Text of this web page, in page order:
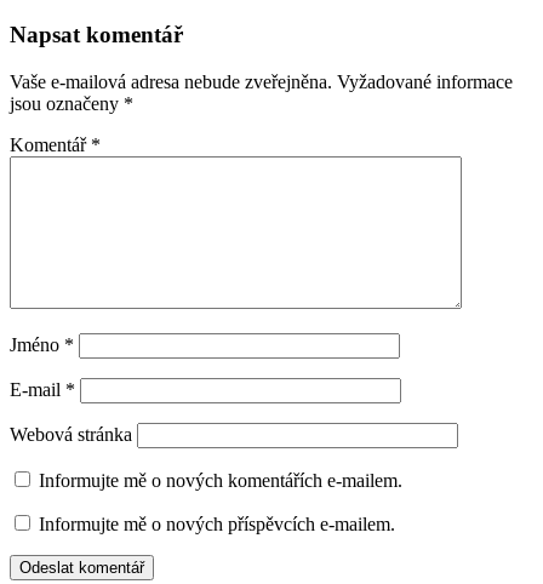
Napsat komentář
Vaše e-mailová adresa nebude zveřejněna. Vyžadované informace
jsou označeny *
Komentář *
Jméno *
E-mail *
Webová stránka
Informujte mě o nových komentářích e-mailem.
Informujte mě o nových příspěvcích e-mailem.